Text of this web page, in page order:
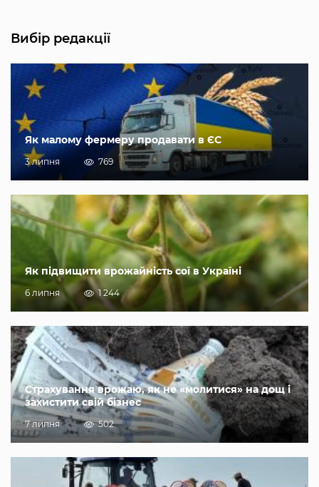
Вибір редакції
Як малому фермеру продавати в ЄС
3 липня 769
Як підвищити врожайність сої в Україні
6 липня 1 244
Страхування врожаю, як не «молитися» на дощ і
захистити свій бізнес
7 липня 502